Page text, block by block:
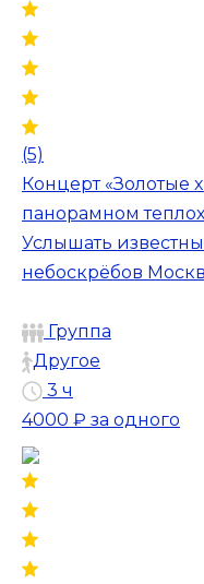
(5)
Концерт «Золотые
панорамном
Услышать
небоскрёбов
Группа
Другое
3 ч
4000 ₽ за одного